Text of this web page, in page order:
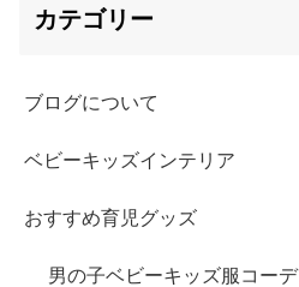
カテゴリー
ブログについて
ベビーキッズインテリア
おすすめ育児グッズ
男の子ベビーキッズ服コーデ